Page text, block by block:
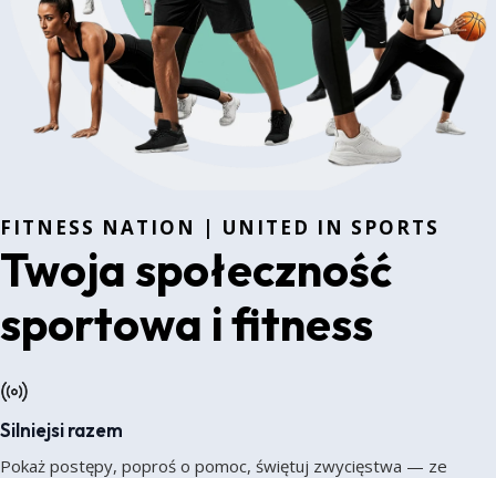
FITNESS NATION | UNITED IN SPORTS
Twoja społeczność
sportowa i fitness
Silniejsi razem
Pokaż postępy, poproś o pomoc, świętuj zwycięstwa — ze